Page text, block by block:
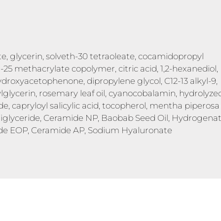
glycerin, solveth-30 tetraoleate, cocamidopropyl
methacrylate copolymer, citric acid, 1,2-hexanediol,
dipropylene glycol, C12-13 alkyl-9,
rosemary leaf oil, cyanocobalamin,
capryloyl salicylic acid, tocopherol, mentha piperosa
Ceramide NP, Baobab Seed Oil,
EOP, Ceramide AP, Sodium Hyaluronate